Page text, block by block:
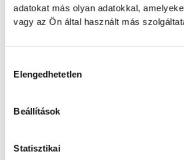
adatokat más olyan adatokkal,
vagy az Ön által használt más
Elengedhetetlen
Beállítások
Statisztikai
Események
KORÁBBI
HAZAI